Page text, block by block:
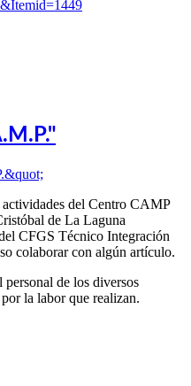
del Centro CAMP
de La Laguna
CFGS Técnico Integración
colaborar con algún artículo.
de los diversos
la labor que realizan.